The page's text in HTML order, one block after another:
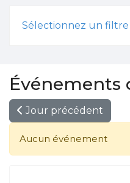
Sélectionnez un
Événements
Jour précédent
Aucun événement